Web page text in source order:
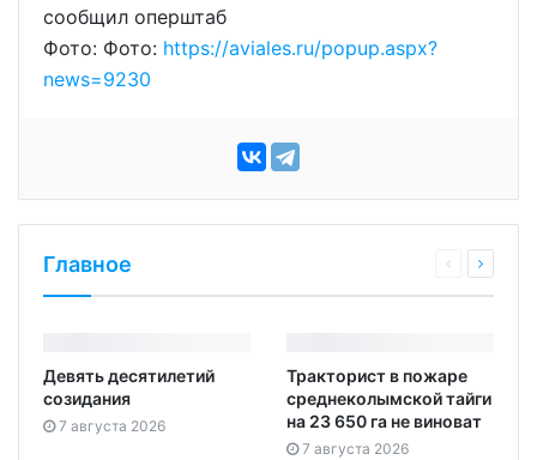
сообщил оперштаб
Фото: Фото: https://aviales.ru/popup.aspx?
news=9230
Главное
Девять десятилетий
созидания
7 августа 2026
Тракторист в пожаре
среднеколымской тайги
на 23 650 га не виноват
7 августа 2026